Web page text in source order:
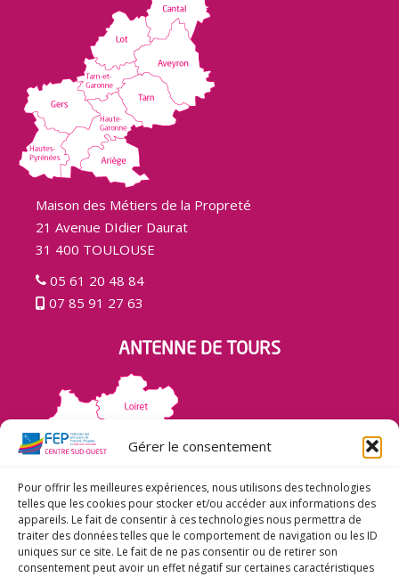
Gérer le consentement
Pour offrir les meilleures expériences, nous utilisons des technologies
telles que les cookies pour stocker et/ou accéder aux informations des
appareils. Le fait de consentir à ces technologies nous permettra de
traiter des données telles que le comportement de navigation ou les ID
uniques sur ce site. Le fait de ne pas consentir ou de retirer son
consentement peut avoir un effet négatif sur certaines caractéristiques
Maison des Métiers de la Propreté
21 Avenue DIdier Daurat
31 400 TOULOUSE
05 61 20 48 84
07 85 91 27 63
ANTENNE DE TOURS
Maison des Métiers de la Propreté
34 Rue du Sergent Leclerc